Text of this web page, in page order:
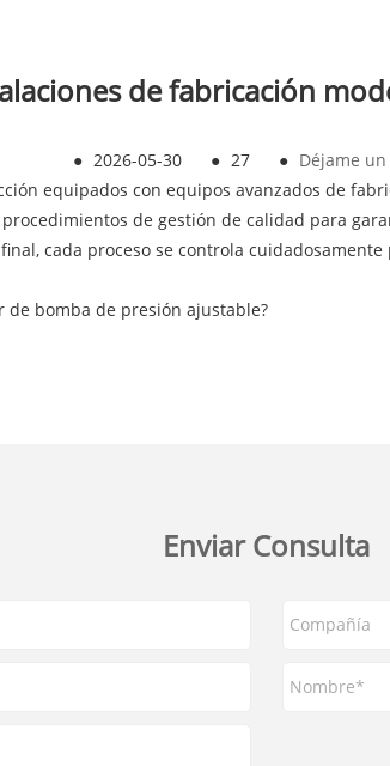
de fabricación
● 2026-05-30 ● 27 ● Déjame
equipados con equipos avanzados de
de gestión de calidad para
cada proceso se controla
bomba de presión ajustable?
Enviar Consulta